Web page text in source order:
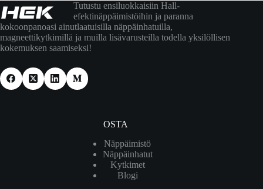
Tutustu ensiluokkaisiin Hall-
efektinäppäimistöihin ja paranna
kokoonpanoasi ainutlaatuisilla näppäinhatuilla,
magneettikytkimillä ja muilla lisävarusteilla todella yksilöllisen
kokemuksen saamiseksi!
OSTA
Näppäimistö
Näppäinhatut
Kytkimet
Blogi